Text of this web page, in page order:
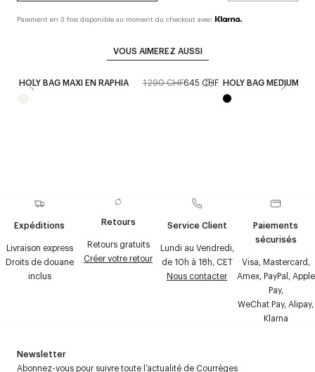
Paiement en 3 fois disponible au moment du checkout avec
VOUS AIMEREZ AUSSI
HOLY BAG MAXI EN RAPHIA 1 290 CHF645 CHF HOLY BAG MEDIUM EN
Expéditions
Livraison express
Droits de douane
inclus
Retours
Retours gratuits
Créer votre retour
Service Client
Lundi au Vendredi,
de 10h à 18h, CET
Nous contacter
Paiements
sécurisés
Visa, Mastercard,
Amex, PayPal, Apple
Pay,
WeChat Pay, Alipay,
Klarna
Newsletter
Abonnez-vous pour suivre toute l’actualité de Courrèges